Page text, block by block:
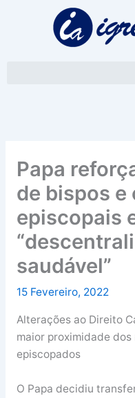
Papa
de bispos
episcopais
saudável”
15 Fevereiro, 2022
Alterações ao Direito
maior proximidade
episcopados
O Papa decidiu